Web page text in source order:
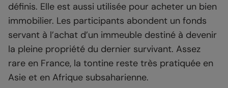
définis. Elle est aussi utilisée pour acheter un bien
immobilier. Les participants abondent un fonds
servant à l’achat d’un immeuble destiné à devenir
la pleine propriété du dernier survivant. Assez
rare en France, la tontine reste très pratiquée en
Asie et en Afrique subsaharienne.